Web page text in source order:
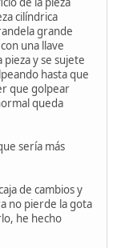
cilíndrica
grande
una llave
y se sujete
hasta que
que golpear
queda
sería más
de cambios y
no pierde la gota
he hecho